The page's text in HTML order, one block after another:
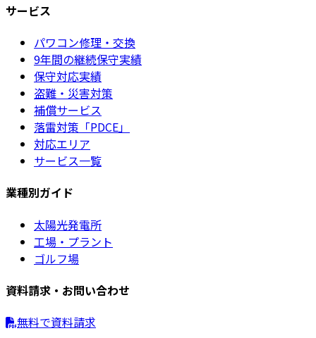
サービス
パワコン修理・交換
9年間の継続保守実績
保守対応実績
盗難・災害対策
補償サービス
落雷対策「PDCE」
対応エリア
サービス一覧
業種別ガイド
太陽光発電所
工場・プラント
ゴルフ場
資料請求・お問い合わせ
無料で資料請求